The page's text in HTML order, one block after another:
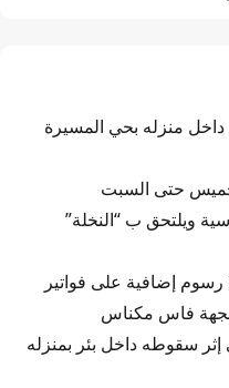
منزله بحي المسيرة
ويلتحق ب “النخلة”
رسوم إضافية على فواتير
بجهة فاس مكناس
سقوطه داخل بئر بمنزله